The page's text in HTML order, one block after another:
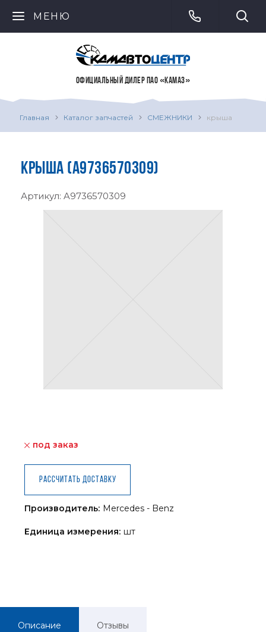
МЕНЮ
ОФИЦИАЛЬНЫЙ ДИЛЕР ПАО «КАМАЗ»
Главная Каталог запчастей СМЕЖНИКИ крыша
КРЫША (A9736570309)
Артикул: A9736570309
под заказ
Рассчитать доставку
Производитель: Mercedes - Benz
Единица измерения: шт
Описание Отзывы